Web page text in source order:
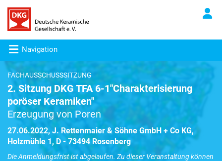
Navigation
FACHAUSSCHUSSSITZUNG
2. Sitzung DKG TFA 6-1"Charakterisierung
poröser Keramiken"
Erzeugung von Poren
27.06.2022, J. Rettenmaier & Söhne GmbH + Co KG,
Holzmühle 1, D - 73494 Rosenberg
Die Anmeldungsfrist ist abgelaufen. Zu dieser Veranstaltung können